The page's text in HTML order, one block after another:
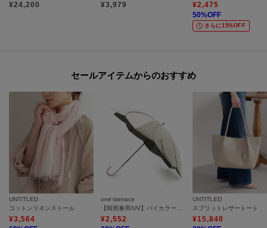
¥24,200 ¥3,979 ¥2,475
50%OFF
さらに15%OFF
セールアイテムからのおすすめ
UNTITLED
コットンリネンストール
¥3,564
one'sterrace
¥2,552
UNTITLED
スプリットレザートート
¥15,840